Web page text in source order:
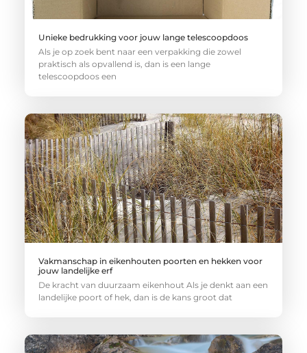
Unieke bedrukking voor jouw lange telescoopdoos
Als je op zoek bent naar een verpakking die zowel
praktisch als opvallend is, dan is een lange
telescoopdoos een
Vakmanschap in eikenhouten poorten en hekken voor
jouw landelijke erf
De kracht van duurzaam eikenhout Als je denkt aan een
landelijke poort of hek, dan is de kans groot dat